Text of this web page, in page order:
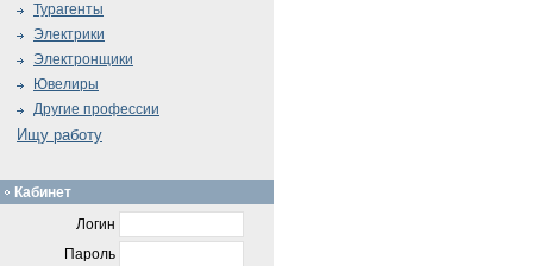
Турагенты
Электрики
Электронщики
Ювелиры
Другие профессии
Ищу работу
Кабинет
Логин
Пароль